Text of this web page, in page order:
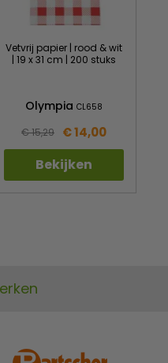
Vetvrij papier | rood & wit
| 19 x 31 cm | 200 stuks
Olympia CL658
€ 15,29 € 14,00
Bekijken